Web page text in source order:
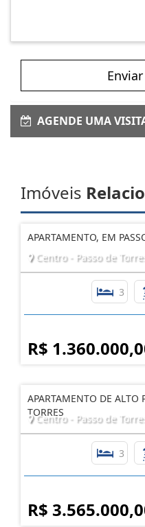
AGENDE UMA
Imóveis
APARTAMENTO, EM
Centro - Passo de
3
R$
APARTAMENTO DE ALTO
TORRES
Centro - Passo de
3
R$